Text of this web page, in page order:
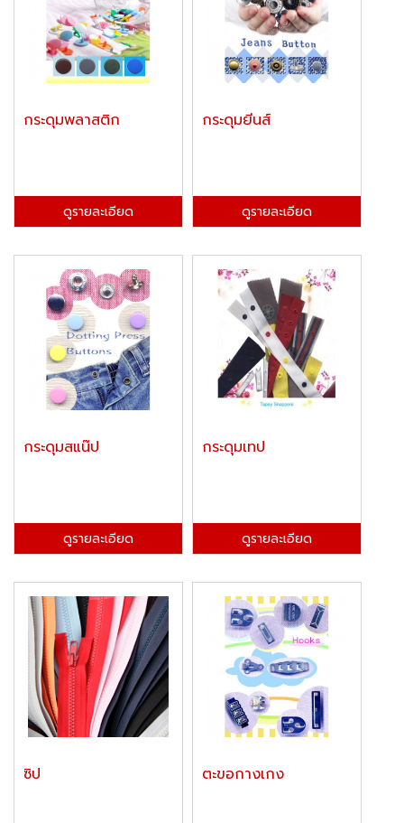
กระดุมพลาสติก
ดูรายละเอียด
กระดุมยีนส์
ดูรายละเอียด
กระดุมสแน๊ป
ดูรายละเอียด
กระดุมเทป
ดูรายละเอียด
ซิป ตะขอกางเกง